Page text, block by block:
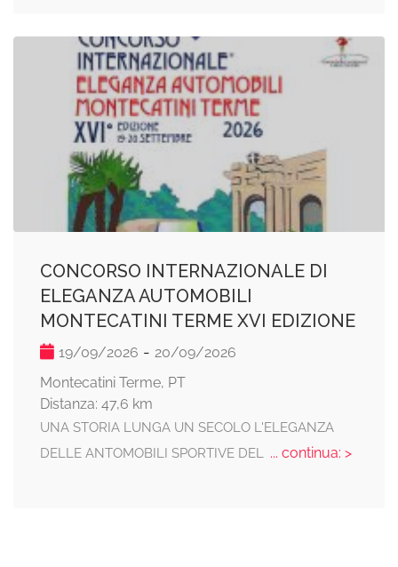
CONCORSO INTERNAZIONALE DI
ELEGANZA AUTOMOBILI
MONTECATINI TERME XVI EDIZIONE
19/09/2026 - 20/09/2026
Montecatini Terme, PT
Distanza: 47,6 km
UNA STORIA LUNGA UN SECOLO L'ELEGANZA
DELLE ANTOMOBILI SPORTIVE DEL... continua: >